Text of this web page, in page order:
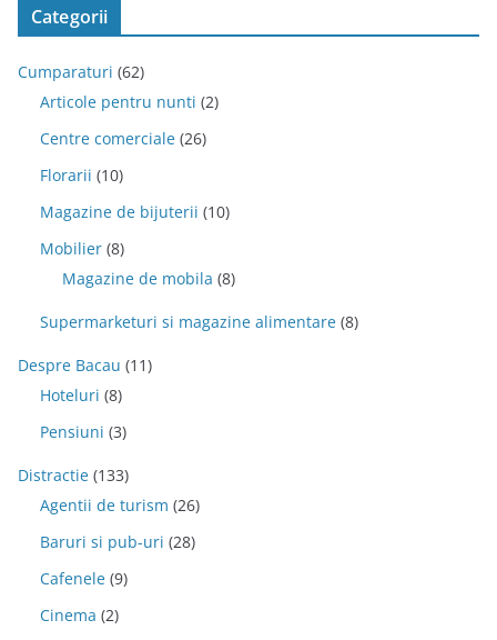
Categorii
Cumparaturi (62)
Articole pentru nunti (2)
Centre comerciale (26)
Florarii (10)
Magazine de bijuterii (10)
Mobilier (8)
Magazine de mobila (8)
Supermarketuri si magazine alimentare (8)
Despre Bacau (11)
Hoteluri (8)
Pensiuni (3)
Distractie (133)
Agentii de turism (26)
Baruri si pub-uri (28)
Cafenele (9)
Cinema (2)